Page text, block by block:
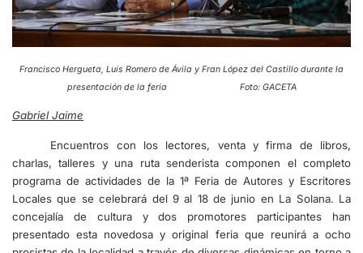
Francisco Hergueta, Luís Romero de Ávila y Fran López del Castillo durante la
presentación de la feria Foto: GACETA
Gabriel Jaime
Encuentros con los lectores, venta y firma de libros,
charlas, talleres y una ruta senderista componen el completo
programa de actividades de la 1ª Feria de Autores y Escritores
Locales que se celebrará del 9 al 18 de junio en La Solana. La
concejalía de cultura y dos promotores participantes han
presentado esta novedosa y original feria que reunirá a ocho